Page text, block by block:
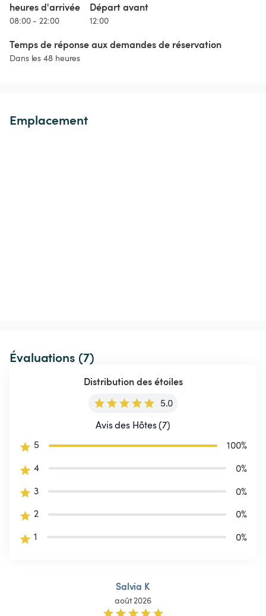
heures d'arrivée
08:00 - 22:00
Départ avant
12:00
Temps de réponse aux demandes de réservation
Dans les 48 heures
Emplacement
Évaluations (7)
Distribution des étoiles
5.0
Avis des Hôtes (7)
5
100%
4
0%
3
0%
2
0%
1
0%
Salvia K
août 2026